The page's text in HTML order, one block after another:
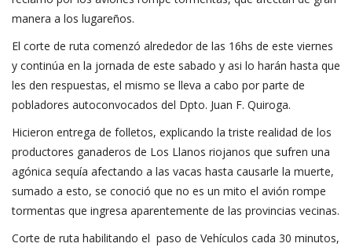
manera a los lugareños.
El corte de ruta comenzó alrededor de las 16hs de este viernes
y continúa en la jornada de este sabado y asi lo harán hasta que
les den respuestas, el mismo se lleva a cabo por parte de
pobladores autoconvocados del Dpto. Juan F. Quiroga.
Hicieron entrega de folletos, explicando la triste realidad de los
productores ganaderos de Los Llanos riojanos que sufren una
agónica sequía afectando a las vacas hasta causarle la muerte,
sumado a esto, se conoció que no es un mito el avión rompe
tormentas que ingresa aparentemente de las provincias vecinas.
Corte de ruta habilitando el paso de Vehículos cada 30 minutos,